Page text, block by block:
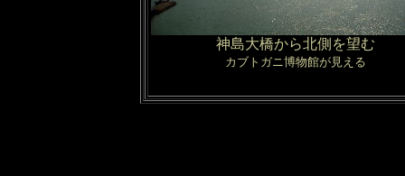
神島大橋から北側を望む
カブトガニ博物館が見える